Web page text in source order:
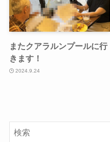
またクアラルンプールに行
きます！
2024.9.24